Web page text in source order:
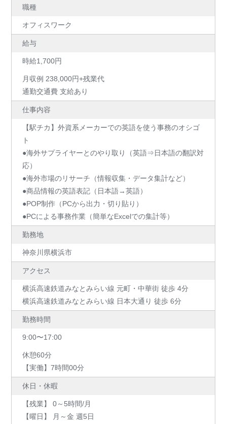
職種
オフィスワーク
給与
時給1,700円
月収例 238,000円+残業代
通勤交通費 支給あり
仕事内容
【駅チカ】外資系メーカーでの英語を使う事務のオシゴ
ト
●海外サプライヤーとのやり取り（英語⇒日本語の翻訳対
応）
●海外市場のリサーチ（情報収集・データ集計など）
●商品情報の英語表記（日本語→英語）
●POP制作（PCから出力・切り貼り）
●PCによる事務作業（簡単なExcelでの集計等）
勤務地
神奈川県横浜市
アクセス
横浜高速鉄道みなとみらい線 元町・中華街 徒歩 4分
横浜高速鉄道みなとみらい線 日本大通り 徒歩 6分
勤務時間
9:00〜17:00
休憩60分
【実働】7時間00分
休日・休暇
【残業】 0～5時間/月
【曜日】 月～金 週5日